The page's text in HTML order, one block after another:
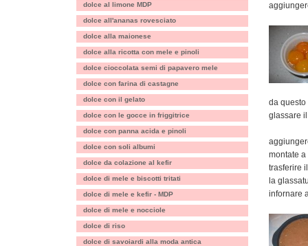
dolce al limone MDP
dolce all'ananas rovesciato
dolce alla maionese
dolce alla ricotta con mele e pinoli
dolce cioccolata semi di papavero mele
dolce con farina di castagne
dolce con il gelato
dolce con le gocce in friggitrice
dolce con panna acida e pinoli
dolce con soli albumi
dolce da colazione al kefir
dolce di mele e biscotti tritati
dolce di mele e kefir - MDP
dolce di mele e nocciole
dolce di riso
dolce di savoiardi alla moda antica
da questo
glassare
montate a
trasferire
la
infornare